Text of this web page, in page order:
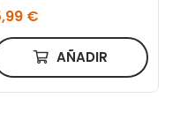
€
AÑADIR